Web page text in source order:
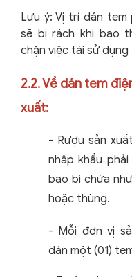
Lưu ý: Vị trí dán
sẽ bị rách khi bao
chặn việc tái sử dụng
2.2. Về dán tem
xuất:
- Rượu sản
nhập khẩu
bao bì chứa
hoặc thùng.
- Mỗi đơn vị
dán một (01)